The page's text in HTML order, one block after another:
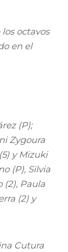
octavos
en el
(P);
Zygoura
y Mizuki
(P), Silvia
(2), Paula
(2) y
Cutura